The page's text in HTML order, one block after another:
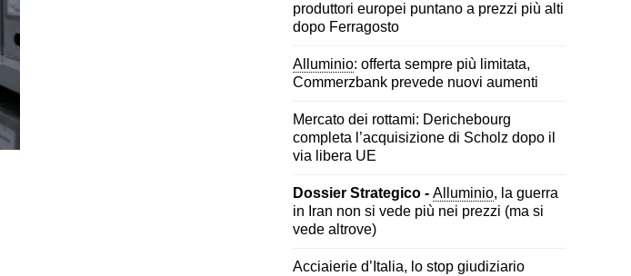
produttori europei puntano a prezzi più alti
dopo Ferragosto
Alluminio: offerta sempre più limitata,
Commerzbank prevede nuovi aumenti
Mercato dei rottami: Derichebourg
completa l’acquisizione di Scholz dopo il
via libera UE
Dossier Strategico - Alluminio, la guerra
in Iran non si vede più nei prezzi (ma si
vede altrove)
Acciaierie d’Italia, lo stop giudiziario